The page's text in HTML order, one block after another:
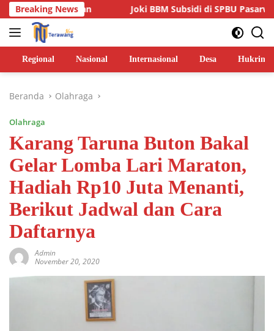
Langsung
ke
konten
Breaking News
Jalan Joki BBM Subsidi di SPBU Pasarwajo Makin
Regional Nasional Internasional Desa Hukrim
Beranda Olahraga
Olahraga
Karang Taruna Buton Bakal
Gelar Lomba Lari Maraton,
Hadiah Rp10 Juta Menanti,
Berikut Jadwal dan Cara
Daftarnya
Admin
November 20, 2020